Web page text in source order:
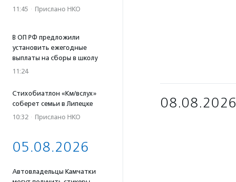
11:45 · Прислано НКО
В ОП РФ предложили
установить ежегодные
выплаты на сборы в школу
11:24
Стихобиатлон «Км/вслух»
соберет семьи в Липецке
10:32 · Прислано НКО
05.08.2026
Автовладельцы Камчатки
08.08.2026